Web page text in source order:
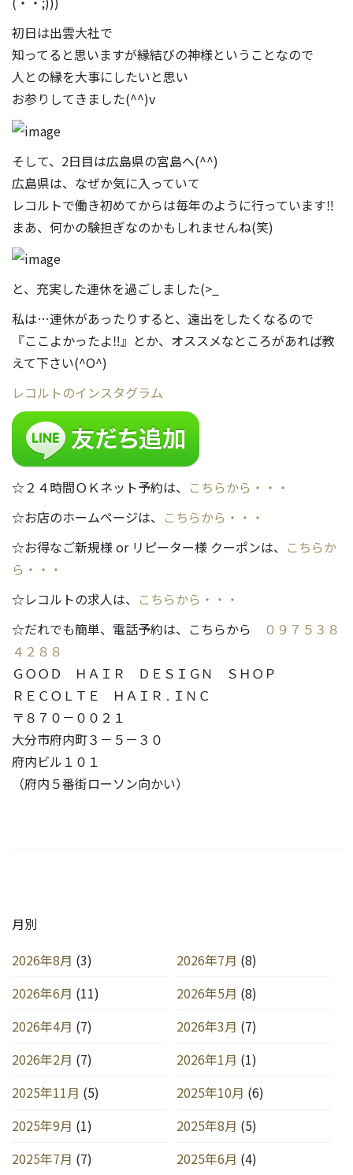
初日は出雲大社で
知ってると思いますが縁結びの神様ということなので
人との縁を大事にしたいと思い
お参りしてきました(^^)v
そして、2日目は広島県の宮島へ(^^)
広島県は、なぜか気に入っていて
レコルトで働き初めてからは毎年のように行っています‼
まあ、何かの験担ぎなのかもしれませんね(笑)
と、充実した連休を過ごしました(>_
私は…連休があったりすると、遠出をしたくなるので
『ここよかったよ‼』とか、オススメなところがあれば教
えて下さい(^O^)
レコルトのインスタグラム
☆２４時間ＯＫネット予約は、 こちらから・・・
☆お店のホームページは、 こちらから・・・
☆お得なご新規様 or リピーター様 クーポンは、 こちらか
ら・・・
☆レコルトの求人は、 こちらから・・・
☆だれでも簡単、電話予約は、こちらから
０９７５３８
４２８８
ＧＯＯＤ ＨＡＩＲ ＤＥＳＩＧＮ ＳＨＯＰ
ＲＥＣＯＬＴＥ ＨＡＩＲ . ＩＮＣ
〒８７０－００２１
大分市府内町３－５－３０
府内ビル１０１
（府内５番街ローソン向かい）
月別
2026年8月 (3) 2026年7月 (8)
2026年6月 (11) 2026年5月 (8)
2026年4月 (7) 2026年3月 (7)
2026年2月 (7) 2026年1月 (1)
2025年11月 (5) 2025年10月 (6)
2025年9月 (1) 2025年8月 (5)
2025年7月 (7) 2025年6月 (4)